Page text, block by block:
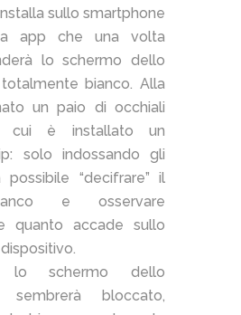
sullo smartphone
app che una volta
lo schermo dello
bianco. Alla
un paio di occhiali
cui è installato un
solo indossando gli
possibile “decifrare” il
e osservare
quanto accade sullo
lo schermo dello
sembrerà bloccato,